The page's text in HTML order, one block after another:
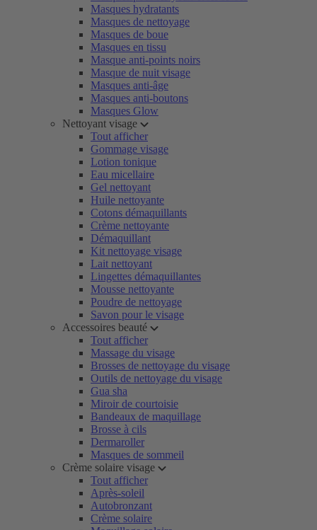
Masques hydratants
Masques de nettoyage
Masques de boue
Masques en tissu
Masque anti-points noirs
Masque de nuit visage
Masques anti-âge
Masques anti-boutons
Masques Glow
Nettoyant visage
Tout afficher
Gommage visage
Lotion tonique
Eau micellaire
Gel nettoyant
Huile nettoyante
Cotons démaquillants
Crème nettoyante
Démaquillant
Kit nettoyage visage
Lait nettoyant
Lingettes démaquillantes
Mousse nettoyante
Poudre de nettoyage
Savon pour le visage
Accessoires beauté
Tout afficher
Massage du visage
Brosses de nettoyage du visage
Outils de nettoyage du visage
Gua sha
Miroir de courtoisie
Bandeaux de maquillage
Brosse à cils
Dermaroller
Masques de sommeil
Crème solaire visage
Tout afficher
Après-soleil
Autobronzant
Crème solaire